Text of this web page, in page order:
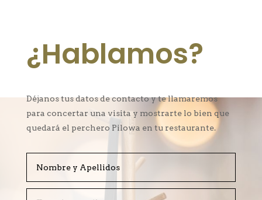
¿Hablamos?
Déjanos tus datos de contacto y te llamaremos
para concertar una visita y mostrarte lo bien que
quedará el perchero Pilowa en tu restaurante.